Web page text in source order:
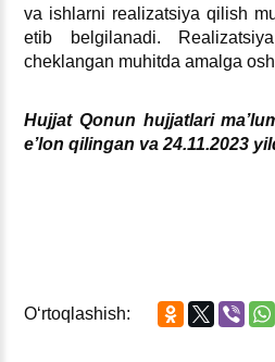
va ishlarni realizatsiya qilish
etib belgilanadi.
cheklangan muhitda amalga
Hujjat Qonun hujjatlari
e’lon qilingan va 24.11.2023
Oʻrtoqlashish: